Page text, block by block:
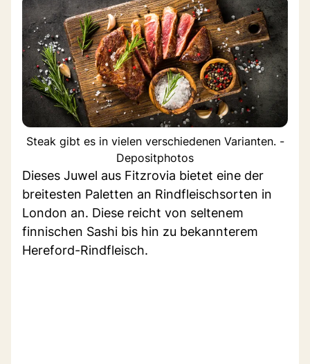
Steak gibt es in vielen verschiedenen Varianten. -
Depositphotos
Dieses Juwel aus Fitzrovia bietet eine der
breitesten Paletten an Rindfleischsorten in
London an. Diese reicht von seltenem
finnischen Sashi bis hin zu bekannterem
Hereford-Rindfleisch.